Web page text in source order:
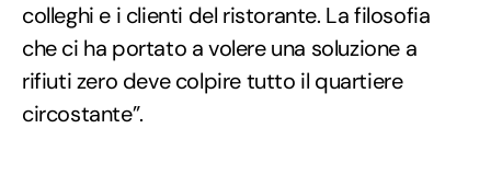
colleghi e i clienti del ristorante. La filosofia
che ci ha portato a volere una soluzione a
rifiuti zero deve colpire tutto il quartiere
circostante”.